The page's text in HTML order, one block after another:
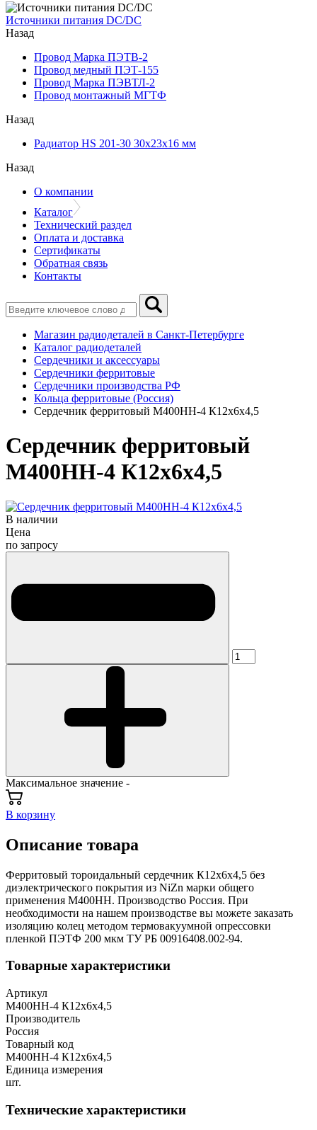
Источники питания DC/DC
Назад
Провод Марка ПЭТВ-2
Провод медный ПЭТ-155
Провод Марка ПЭВТЛ-2
Провод монтажный МГТФ
Назад
Радиатор HS 201-30 30х23х16 мм
Назад
О компании
Каталог
Технический раздел
Оплата и доставка
Сертификаты
Обратная связь
Контакты
Магазин радиодеталей в Санкт-Петербурге
Каталог радиодеталей
Сердечники и аксессуары
Сердечники ферритовые
Сердечники производства РФ
Кольца ферритовые (Россия)
Сердечник ферритовый М400НН-4 К12х6х4,5
Сердечник ферритовый
М400НН-4 К12х6х4,5
В наличии
Цена
по запросу
Максимальное значение -
В корзину
Описание товара
Ферритовый тороидальный сердечник К12х6х4,5 без
диэлектрического покрытия из NiZn марки общего
применения М400НН. Производство Россия. При
необходимости на нашем производстве вы можете заказать
изоляцию колец методом термовакуумной опрессовки
пленкой ПЭТФ 200 мкм ТУ РБ 00916408.002-94.
Товарные характеристики
Артикул
М400НН-4 К12х6х4,5
Производитель
Россия
Товарный код
М400НН-4 К12х6х4,5
Единица измерения
шт.
Технические характеристики